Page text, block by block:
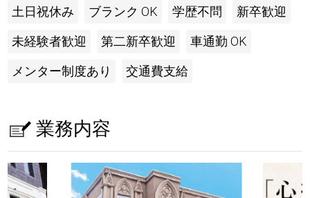
土日祝休み ブランク OK 学歴不問 新卒歓迎
未経験者歓迎 第二新卒歓迎 車通勤 OK
メンター制度あり 交通費支給
業務内容